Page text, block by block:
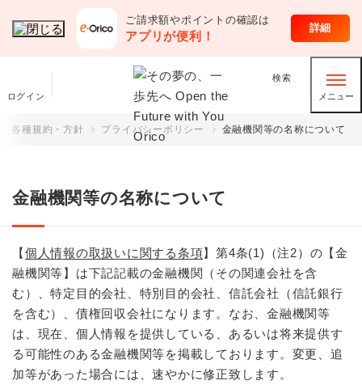
ご請求額やポイントの確認は
アプリが便利！
詳細
ログイン
検索
メニュー
各種規約・方針
各種規約・方針 プライバシーポリシー 金融機関等の名称について
金融機関等の名称について
【個人情報の取扱いに関する条項】第4条(1)（注2）の【金
融機関等】は下記記載の金融機関（その関連会社を含
む）、特定目的会社、特別目的会社、信託会社（信託銀行
を含む）、債権回収会社になります。なお、金融機関等
は、現在、個人情報を提供している、あるいは将来提供す
る可能性のある金融機関等を掲載しております。変更、追
加等があった場合には、速やかに修正致します。